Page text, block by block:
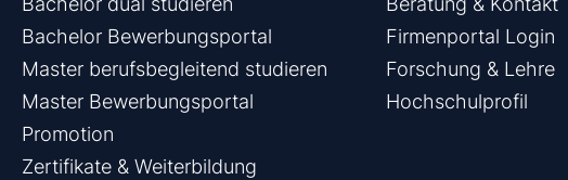
Bachelor Bewerbungsportal
Master berufsbegleitend studieren
Master Bewerbungsportal
Promotion
Zertifikate & Weiterbildung
Firmenportal Login
Forschung & Lehre
Hochschulprofil